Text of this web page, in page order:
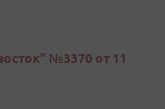
№3370 от 11